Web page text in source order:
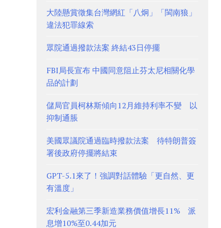
大陸懸賞徵集台灣網紅「八炯」「閩南狼」
違法犯罪線索
眾院通過撥款法案 終結43日停擺
FBI局長宣布 中國同意阻止芬太尼相關化學
品的計劃
儲局官員柯林斯傾向12月維持利率不變 以
抑制通脹
美國眾議院通過臨時撥款法案 待特朗普簽
署後政府停擺將結束
GPT-5.1來了！強調對話體驗「更自然、更
有溫度」
宏利金融第三季新造業務價值增長11% 派
息增10%至0.44加元